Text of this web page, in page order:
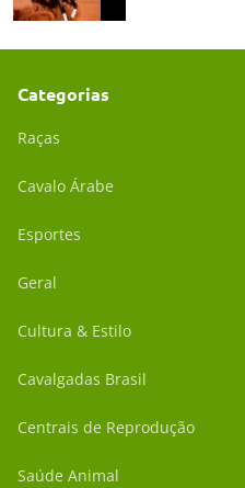
Categorias
Raças
Cavalo Árabe
Esportes
Geral
Cultura & Estilo
Cavalgadas Brasil
Centrais de Reprodução
Saúde Animal